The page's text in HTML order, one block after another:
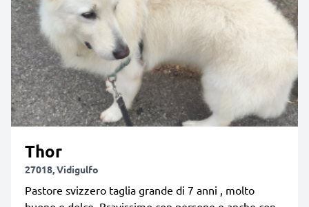
Thor
27018, Vidigulfo
Pastore svizzero taglia grande di 7 anni , molto